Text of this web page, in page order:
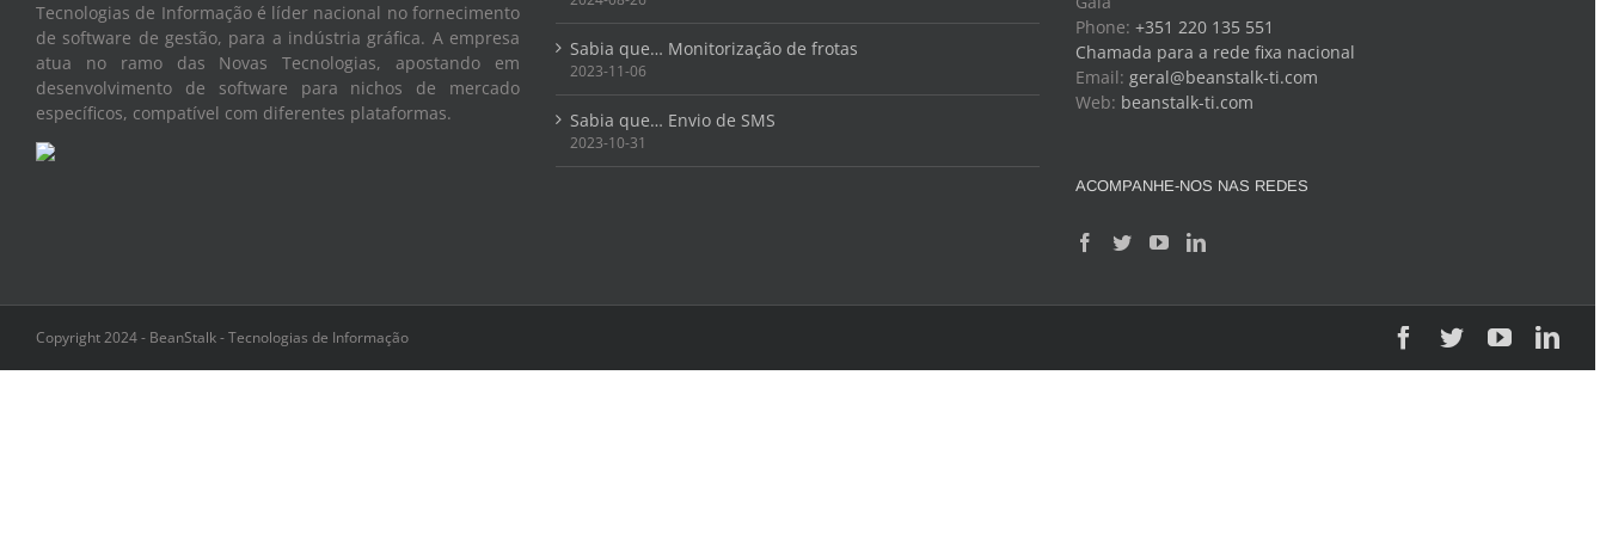
Tecnologias de Informação é líder nacional no fornecimento
de software de gestão, para a indústria gráfica. A empresa
atua no ramo das Novas Tecnologias, apostando em
desenvolvimento de software para nichos de mercado
específicos, compatível com diferentes plataformas.
Sabia que… Monitorização de frotas
2023-11-06
Sabia que… Envio de SMS
2023-10-31
Phone: +351 220 135 551
Chamada para a rede fixa nacional
Email: geral@beanstalk-ti.com
Web: beanstalk-ti.com
ACOMPANHE-NOS NAS REDES
Copyright 2024 - BeanStalk - Tecnologias de Informação Facebook
TwitterYouTube